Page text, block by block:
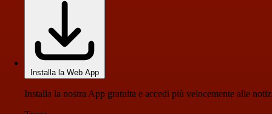
Installa la Web App
Installa la nostra App gratuita e accedi più velocemente alle